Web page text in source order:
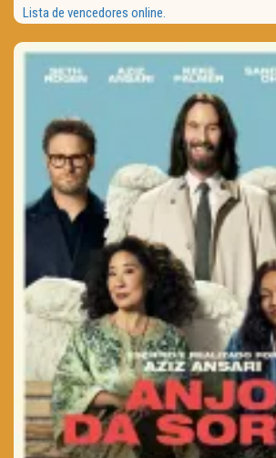
Lista de vencedores online.